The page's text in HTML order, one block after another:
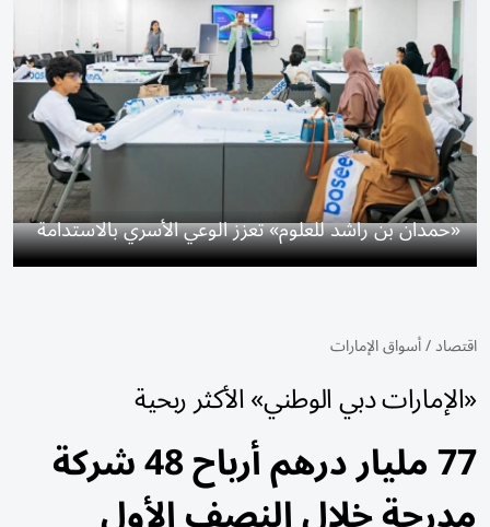
«حمدان بن راشد للعلوم» تعزز الوعي الأسري بالاستدامة
اقتصاد/أسواق الإمارات
«الإمارات دبي الوطني» الأكثر ربحية
77 مليار درهم أرباح 48 شركة